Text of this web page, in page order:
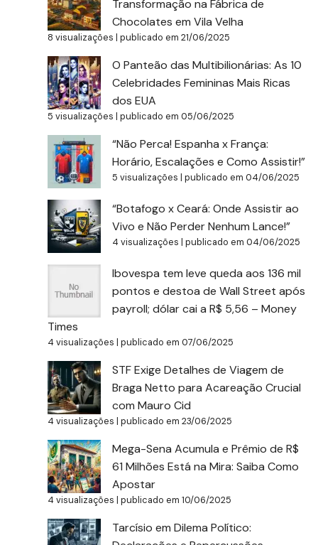
Transformação na Fábrica de
Chocolates em Vila Velha
8 visualizações |publicado em 21/06/2025
O Panteão das Multibilionárias: As 10
Celebridades Femininas Mais Ricas
dos EUA
5 visualizações |publicado em 05/06/2025
“Não Perca! Espanha x França:
Horário, Escalações e Como Assistir!”
5 visualizações |publicado em 04/06/2025
“Botafogo x Ceará: Onde Assistir ao
Vivo e Não Perder Nenhum Lance!”
4 visualizações |publicado em 04/06/2025
Ibovespa tem leve queda aos 136 mil
pontos e destoa de Wall Street após
payroll; dólar cai a R$ 5,56 – Money
Times
4 visualizações |publicado em 07/06/2025
STF Exige Detalhes de Viagem de
Braga Netto para Acareação Crucial
com Mauro Cid
4 visualizações |publicado em 23/06/2025
Mega-Sena Acumula e Prêmio de R$
61 Milhões Está na Mira: Saiba Como
Apostar
4 visualizações |publicado em 10/06/2025
Tarcísio em Dilema Político: